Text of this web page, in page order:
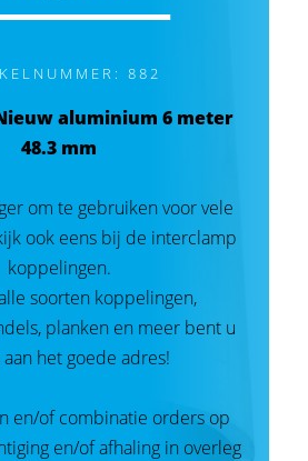
882
aluminium 6 meter
48.3 mm
om te gebruiken voor vele
ook eens bij de interclamp
koppelingen.
soorten koppelingen,
planken en meer bent u
het goede adres!
en/of combinatie orders op
en/of afhaling in overleg